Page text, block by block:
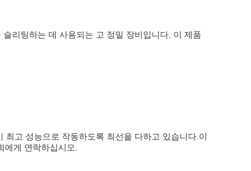
리팅하는 데 사용되는 고 정밀 장비입니다. 이 제품
고 성능으로 작동하도록 최선을 다하고 있습니다.이
게 연락하십시오.